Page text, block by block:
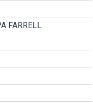
FARRELL